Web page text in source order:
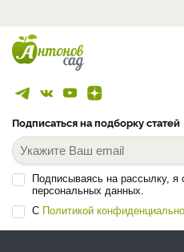
Подписаться на подборку статей
Подписываясь на рассылку, я
персональных данных.
С Политикой